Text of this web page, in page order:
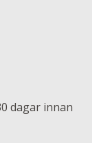
dagar innan